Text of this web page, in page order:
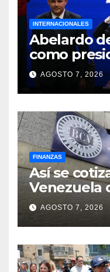
INTERNACIONALES
Abelardo
como
Colombia
2026-2030
AGOSTO 7, 2026
FINANZAS
Así se
Venezuela
lunes 10
AGOSTO 7, 2026